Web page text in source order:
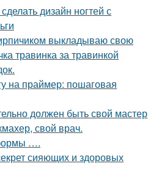
дизайн ногтей с
выкладываю свою
травинка за травинкой
на праймер: пошаговая
должен быть свой мастер
свой врач.
….
сияющих и здоровых